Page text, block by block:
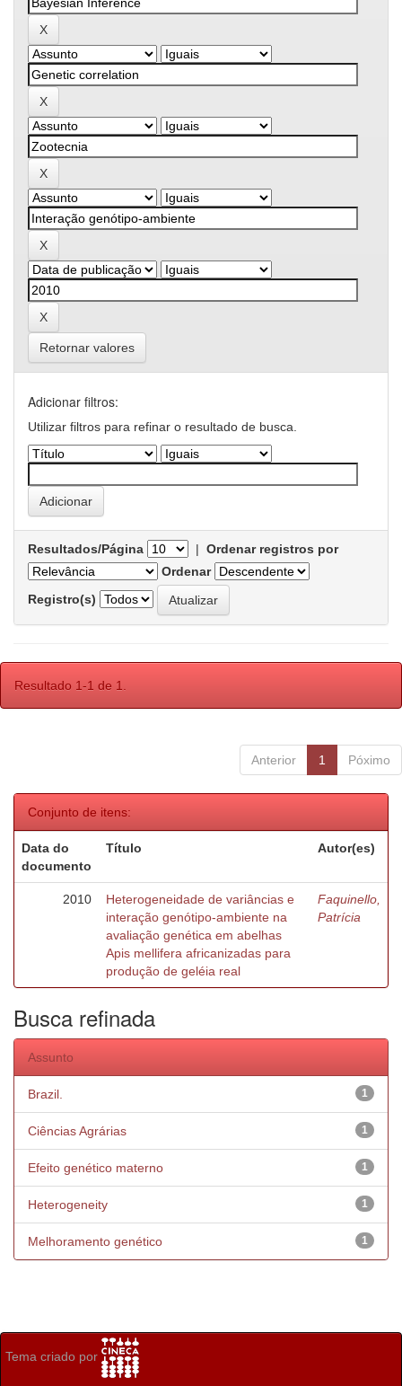
Retornar valores
Adicionar filtros:
Utilizar filtros para refinar o resultado de busca.
Resultados/Página | Ordenar registros por
Ordenar
Registro(s)
Resultado 1-1 de 1.
Anterior 1 Póximo
Conjunto de itens:
Data do
documento
Título Autor(es)
2010
Heterogeneidade de variâncias e
interação genótipo-ambiente na
avaliação genética em abelhas
Apis mellifera africanizadas para
produção de geléia real
Faquinello,
Patrícia
Busca refinada
Assunto
1
Brazil.
1
Ciências Agrárias
1
Efeito genético materno
1
Heterogeneity
1
Melhoramento genético
Tema criado por